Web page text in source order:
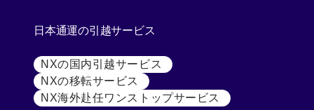
日本通運の引越サービス
NXの国内引越サービス [別ウィンドウで開く]
NXの移転サービス [別ウィンドウで開く]
NX海外赴任ワンストップサービス [別ウィンドウで